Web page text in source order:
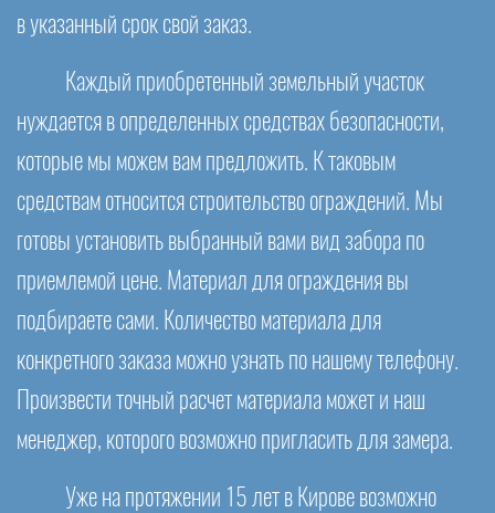
в указанный срок свой заказ.
Каждый приобретенный земельный участок
нуждается в определенных средствах безопасности,
которые мы можем вам предложить. К таковым
средствам относится строительство ограждений. Мы
готовы установить выбранный вами вид забора по
приемлемой цене. Материал для ограждения вы
подбираете сами. Количество материала для
конкретного заказа можно узнать по нашему телефону.
Произвести точный расчет материала может и наш
менеджер, которого возможно пригласить для замера.
Уже на протяжении 15 лет в Кирове возможно